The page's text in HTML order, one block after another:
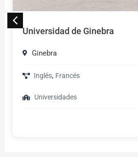
Universidad de Ginebra
Ginebra
Inglés, Francés
Universidades